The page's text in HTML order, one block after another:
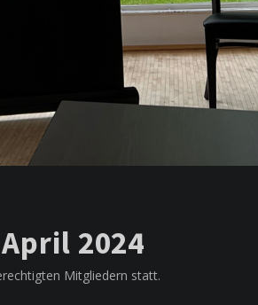
2024
Mitgliedern statt.